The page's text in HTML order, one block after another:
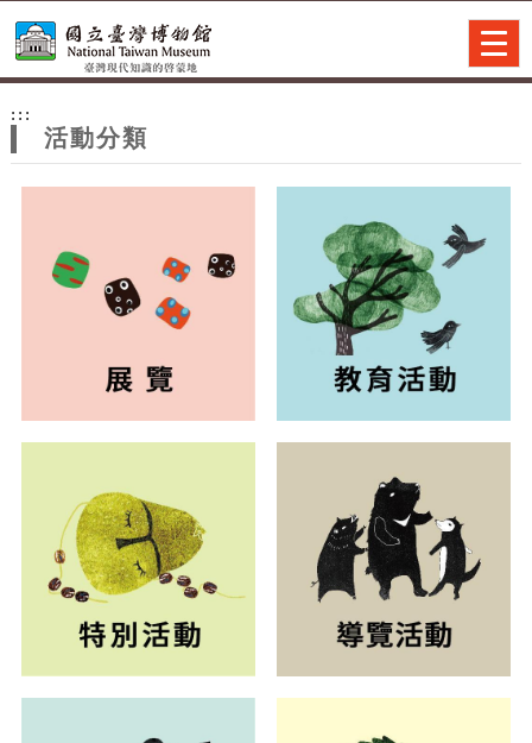
網
站
主
:::
活動分類